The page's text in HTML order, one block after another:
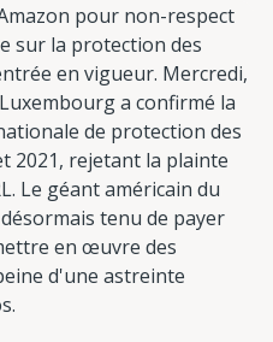
pour non-respect
sur la protection des
en vigueur. Mercredi,
a confirmé la
de protection des
2021, rejetant la plainte
Le géant américain du
tenu de payer
en œuvre des
d'une astreinte